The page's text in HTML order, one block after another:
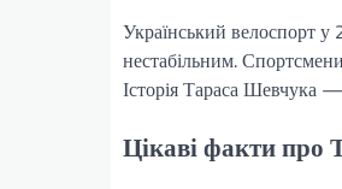
Український велоспорт
нестабільним.
Історія Тараса Шевчука
Цікаві факти про